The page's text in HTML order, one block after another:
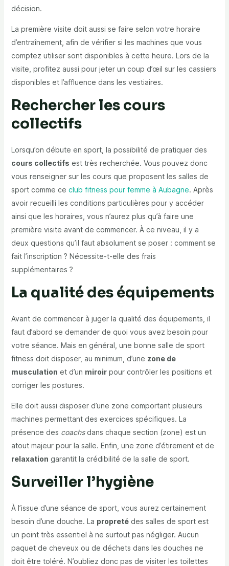
décision.
La première visite doit aussi se faire selon votre horaire
d’entraînement, afin de vérifier si les machines que vous
comptez utiliser sont disponibles à cette heure. Lors de la
visite, profitez aussi pour jeter un coup d’œil sur les cassiers
disponibles et l’affluence dans les vestiaires.
Rechercher les cours
collectifs
Lorsqu’on débute en sport, la possibilité de pratiquer des
cours collectifs est très recherchée. Vous pouvez donc
vous renseigner sur les cours que proposent les salles de
sport comme ce club fitness pour femme à Aubagne. Après
avoir recueilli les conditions particulières pour y accéder
ainsi que les horaires, vous n’aurez plus qu’à faire une
première visite avant de commencer. À ce niveau, il y a
deux questions qu’il faut absolument se poser : comment se
fait l’inscription ? Nécessite-t-elle des frais
supplémentaires ?
La qualité des équipements
Avant de commencer à juger la qualité des équipements, il
faut d’abord se demander de quoi vous avez besoin pour
votre séance. Mais en général, une bonne salle de sport
fitness doit disposer, au minimum, d’une zone de
musculation et d’un miroirpour contrôler les positions et
corriger les postures.
Elle doit aussi disposer d’une zone comportant plusieurs
machines permettant des exercices spécifiques. La
présence des coachsdans chaque section (zone) est un
atout majeur pour la salle. Enfin, une zone d’étirement et de
relaxation garantit la crédibilité de la salle de sport.
Surveiller l’hygiène
À l’issue d’une séance de sport, vous aurez certainement
besoin d’une douche. La propretédes salles de sport est
un point très essentiel à ne surtout pas négliger. Aucun
paquet de cheveux ou de déchets dans les douches ne
doit être toléré. N’oubliez donc pas de visiter les toilettes